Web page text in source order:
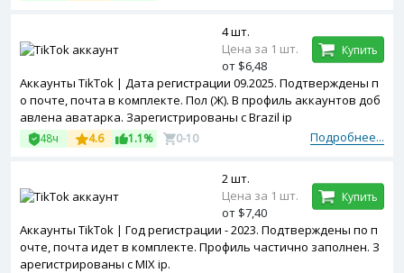
Аккаунты TikTok | Дата регистрации 09.2025. Подтверждены п
о почте, почта в комплекте. Пол (Ж). В профиль аккаунтов доб
авлена аватарка. Зарегистрированы с Brazil ip
Подробнее...
48ч 4.6 1.1% 0-10
4 шт.
Цена за 1 шт.
от $6,48
Купить
Аккаунты TikTok | Год регистрации - 2023. Подтверждены по п
очте, почта идет в комплекте. Профиль частично заполнен. З
арегистрированы с MIX ip.
2 шт.
Цена за 1 шт.
от $7,40
Купить